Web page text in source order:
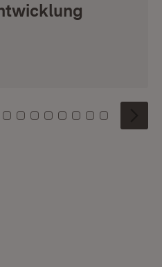
3 4 5
Kachel: 6
Zu Kachel: 7
Zu Kachel: 8
Zu Kachel: 9
Zu Kachel: 10
Zu Kachel: 11
Zu Kachel: 12
Zu Kachel:
Zu